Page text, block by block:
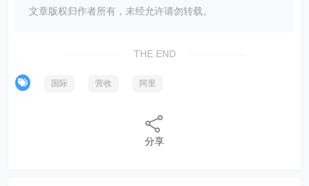
文章版权归作者所有，未经允许请勿转载。
THE END
国际 营收 阿里
分享